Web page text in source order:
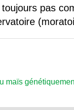
pas